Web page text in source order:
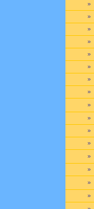
»
»
»
»
»
»
»
»
»
»
»
»
»
»
»
»